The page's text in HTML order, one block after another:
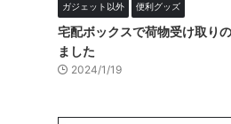
ガジェット以外 便利グッズ
宅配ボックスで荷物受け取り
ました
2024/1/19